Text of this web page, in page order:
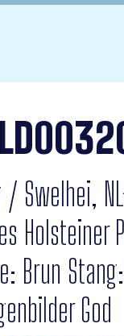
Swelhei,
Brun
God